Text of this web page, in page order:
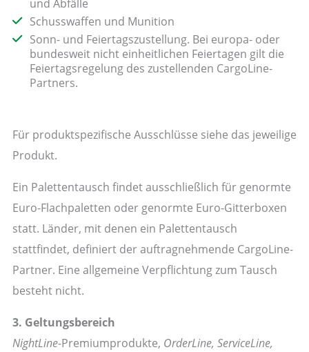
Schusswaffen und Munition
Sonn- und Feiertagszustellung. Bei europa- oder
bundesweit nicht einheitlichen Feiertagen gilt die
Feiertagsregelung des zustellenden CargoLine-
Partners.
Für produktspezifische Ausschlüsse siehe das jeweilige
Produkt.
Ein Palettentausch findet ausschließlich für genormte
Euro-Flachpaletten oder genormte Euro-Gitterboxen
statt. Länder, mit denen ein Palettentausch
stattfindet, definiert der auftragnehmende CargoLine-
Partner. Eine allgemeine Verpflichtung zum Tausch
besteht nicht.
3. Geltungsbereich
NightLine-Premiumprodukte, OrderLine, ServiceLine,